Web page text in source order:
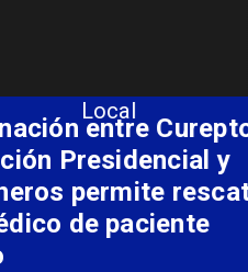
Local
entre
Presidencial y
permite
de paciente